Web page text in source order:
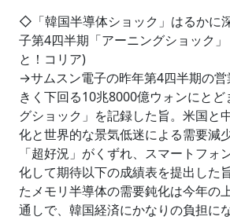
◇「韓国半導体ショック」はるかに
子第4四半期「アーニングショック
と！コリア)
→サムスン電子の昨年第4四半期の
きく下回る10兆8000億ウォンにと
グショック」を記録した旨。米国と
化と世界的な景気低迷による需要減
「超好況」がくずれ、スマートフォ
化して期待以下の成績表を提出した
たメモリ半導体の需要鈍化は今年の
通しで、韓国経済にかなりの負担に